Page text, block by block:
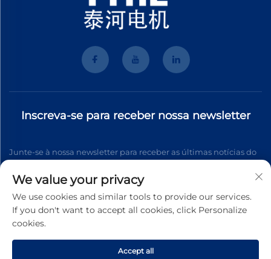
Inscreva-se para receber nossa newsletter
Junte-se à nossa newsletter para receber as últimas notícias do
Inscrever-se
We value your privacy
We use cookies and similar tools to provide our services.
If you don't want to accept all cookies, click Personalize
cookies.
Accept all